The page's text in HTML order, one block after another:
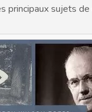
principaux sujets